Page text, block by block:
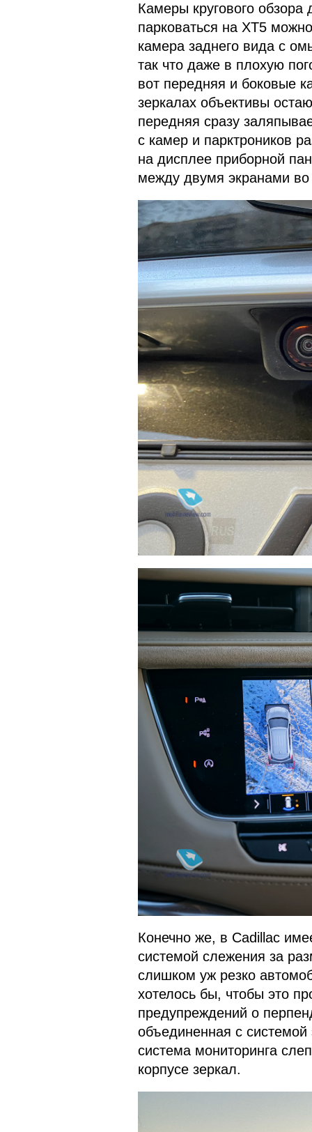
Камеры кругового обзора
парковаться на XT5
камера заднего вида с
так что даже в плохую
вот передняя и боковые
зеркалах объективы
передняя сразу
с камер и парктроников
на дисплее приборной
между двумя экранами
Конечно же, в Cadillac
системой слежения за
слишком уж резко
хотелось бы, чтобы это
предупреждений о
объединенная с системой
система мониторинга
корпусе зеркал.